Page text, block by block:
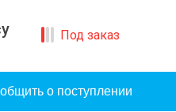
Под заказ
о поступлении